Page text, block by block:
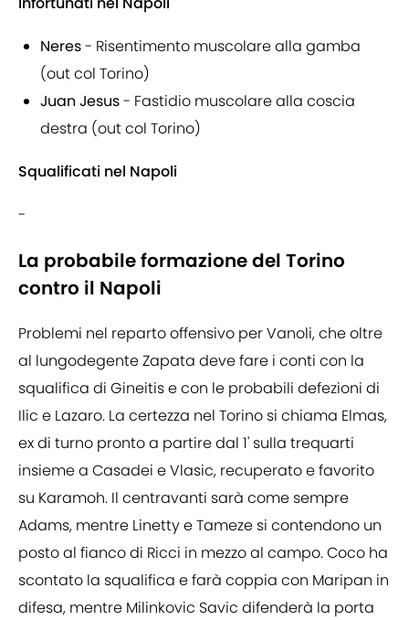
Neres- Risentimento muscolare alla gamba
(out col Torino)
Juan Jesus- Fastidio muscolare alla coscia
destra (out col Torino)
Squalificati nel Napoli
-
La probabile formazione del Torino
contro il Napoli
Problemi nel reparto offensivo per Vanoli, che oltre
al lungodegente Zapata deve fare i conti con la
squalifica di Gineitis e con le probabili defezioni di
Ilic e Lazaro. La certezza nel Torino si chiama Elmas,
ex di turno pronto a partire dal 1' sulla trequarti
insieme a Casadei e Vlasic, recuperato e favorito
su Karamoh. Il centravanti sarà come sempre
Adams, mentre Linetty e Tameze si contendono un
posto al fianco di Ricci in mezzo al campo. Coco ha
scontato la squalifica e farà coppia con Maripan in
difesa, mentre Milinkovic Savic difenderà la porta